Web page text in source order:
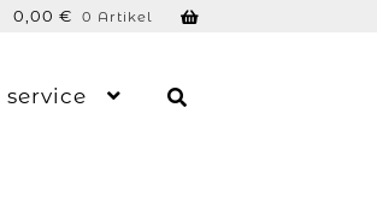
0,00 € 0 Artikel
service